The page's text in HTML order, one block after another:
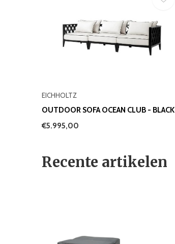
EICHHOLTZ
OUTDOOR SOFA OCEAN CLUB - BLACK
€5.995,00
Recente artikelen